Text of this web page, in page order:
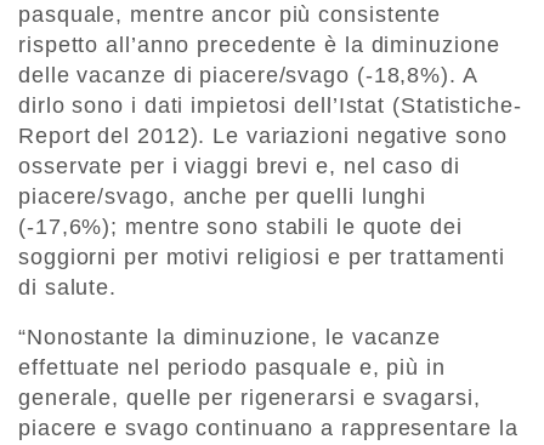
pasquale, mentre ancor più consistente
rispetto all’anno precedente è la diminuzione
delle vacanze di piacere/svago (-18,8%). A
dirlo sono i dati impietosi dell’Istat (Statistiche-
Report del 2012). Le variazioni negative sono
osservate per i viaggi brevi e, nel caso di
piacere/svago, anche per quelli lunghi
(-17,6%); mentre sono stabili le quote dei
soggiorni per motivi religiosi e per trattamenti
di salute.
“Nonostante la diminuzione, le vacanze
effettuate nel periodo pasquale e, più in
generale, quelle per rigenerarsi e svagarsi,
piacere e svago continuano a rappresentare la